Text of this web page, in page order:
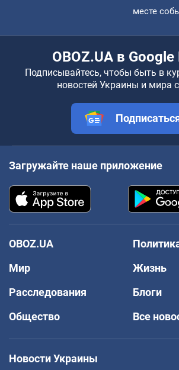
месте
OBOZ.UA в Google
Подписывайтесь, чтобы быть в
новостей Украины и мира
Загружайте наше приложение
OBOZ.UA
Мир
Жизнь
Расследования
Блоги
Общество
Все
Новости Украины